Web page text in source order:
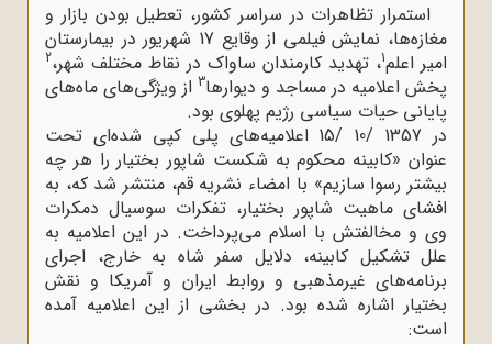
استمرار تظاهرات در سراسر کشور، تعطیل بودن بازار و
مغازه‌ها، نمایش فیلمی از وقایع 17 شهریور در بیمارستان
امیر اعلم1، تهدید کارمندان ساواک در نقاط مختلف شهر،2
پخش اعلامیه در مساجد و دیوارها3 از ویژگی‌های ماه‌های
پایانی حیات سیاسی رژیم پهلوی بود.
در 1357 /10 /15 اعلامیه‌های پلی کپی شده‌ای تحت
عنوان «کابینه محکوم به شکست شاپور بختیار را هر چه
بیشتر رسوا سازیم» با امضاء نشریه قم، منتشر شد که، به
افشای ماهیت شاپور بختیار، تفکرات سوسیال دمکرات
وی و مخالفتش با اسلام می‌پرداخت. در این اعلامیه به
علل تشکیل کابینه، دلایل سفر شاه به خارج، اجرای
برنامه‌های غیرمذهبی و روابط ایران و آمریکا و نقش
بختیار اشاره شده بود. در بخشی از این اعلامیه آمده
است: